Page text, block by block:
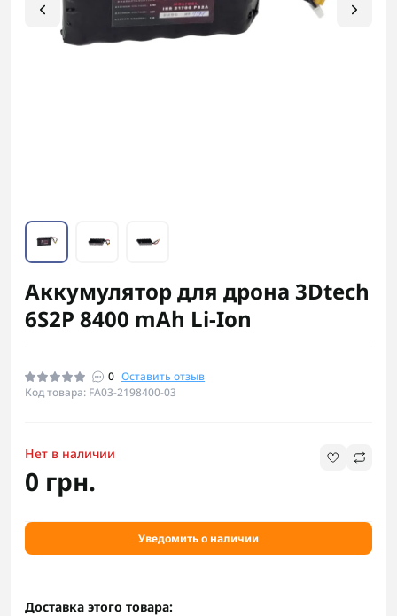
Аккумулятор для дрона 3Dtech
6S2P 8400 mAh Li-Ion
0 Оставить отзыв
Код товара: FA03-2198400-03
Нет в наличии
0 грн.
Уведомить о наличии
Доставка этого товара: